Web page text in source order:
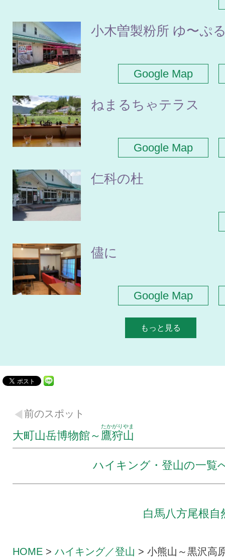
小木曽製粉所 ゆ〜ぷ
Google Map
ねまるちゃテラス
Google Map
仁科の杜
儘に
Google Map
もっと見る
前のスポット
大町山岳博物館～ 鷹狩山
たかがりやま
ハイキング・登山の一覧
白馬八方尾根自
HOME >ハイキング／登山 >小熊山～黒沢高